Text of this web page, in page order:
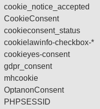
cookie_notice_accepted
CookieConsent
cookieconsent_status
cookielawinfo-checkbox-*
cookieyes-consent
gdpr_consent
mhcookie
OptanonConsent
PHPSESSID